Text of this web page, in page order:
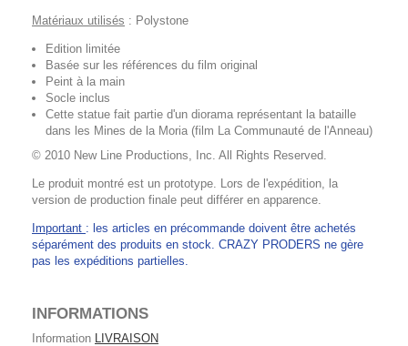
Matériaux utilisés : Polystone
Edition limitée
Basée sur les références du film original
Peint à la main
Socle inclus
Cette statue fait partie d'un diorama représentant la bataille
dans les Mines de la Moria (film La Communauté de l'Anneau)
© 2010 New Line Productions, Inc. All Rights Reserved.
Le produit montré est un prototype. Lors de l'expédition, la
version de production finale peut différer en apparence.
Important : les articles en précommande doivent être achetés
séparément des produits en stock. CRAZY PRODERS ne gère
pas les expéditions partielles.
INFORMATIONS
Information LIVRAISON